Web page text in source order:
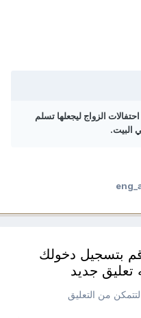
الزواج ليجعلها تسلم
البيت.
بتسجيل دخولك
جديد
من التعليق